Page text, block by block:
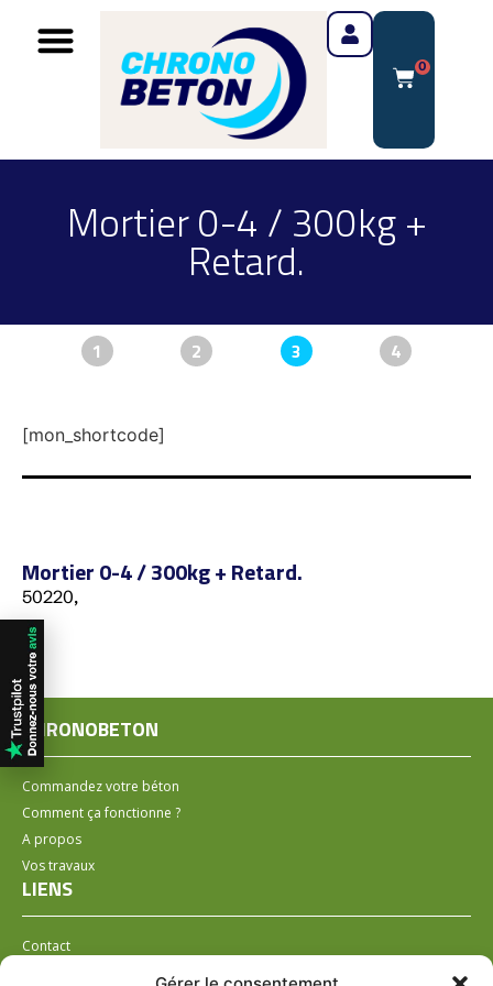
0
Mortier 0-4 / 300kg +
Retard.
1 2 3 4
[mon_shortcode]
Mortier 0-4 / 300kg + Retard.
50220,
CHRONOBETON
Commandez votre béton
Comment ça fonctionne ?
A propos
Vos travaux
LIENS
Contact